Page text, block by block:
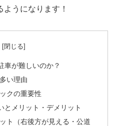
うになります！
車が難しいのか？
い理由
クの重要性
とメリット・デメリット
ト（右後方が見える・公道